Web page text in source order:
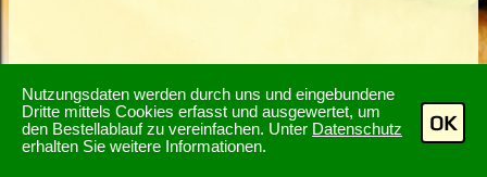
Nutzungsdaten werden durch uns und eingebundene
Dritte mittels Cookies erfasst und ausgewertet, um
den Bestellablauf zu vereinfachen. Unter Datenschutz
erhalten Sie weitere Informationen.
OK